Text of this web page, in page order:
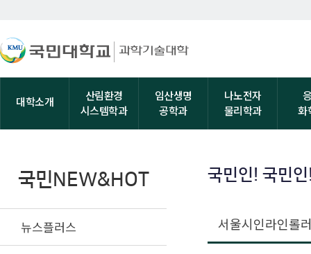
대학소개
산림환경
시스템학과
임산생명
공학과
나노전자
물리학과
화
국민NEW&HOT
뉴스플러스
국민인! 국민
서울시인라인롤